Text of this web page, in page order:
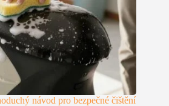
návod pro bezpečné čištění